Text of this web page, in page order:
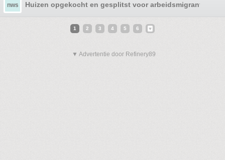
nws Huizen opgekocht en gesplitst voor arbeidsmigranten:
1 2 3 4 5 6
▼ Advertentie door Refinery89